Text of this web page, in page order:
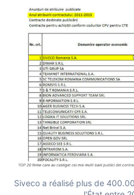
Siveco a réalisé plus de